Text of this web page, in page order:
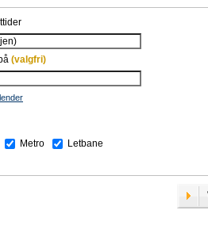
(valgfri)
Metro Letbane